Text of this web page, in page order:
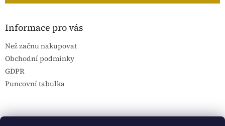
Informace pro vás
Než začnu nakupovat
Obchodní podmínky
GDPR
Puncovní tabulka